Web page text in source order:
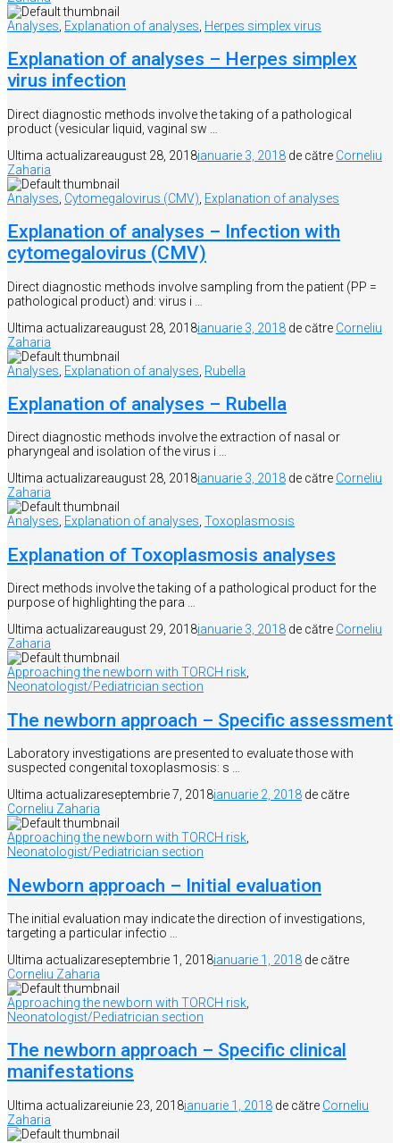
Analyses Explanation of analyses Herpes simplex virus
Explanation of analyses – Herpes simplex
virus infection
Direct diagnostic methods involve the taking of a pathological
product (vesicular liquid, vaginal sw …
Ultima actualizareaugust 28, 2018ianuarie 3, 2018 de către Corneliu
Zaharia
Analyses Cytomegalovirus (CMV) Explanation of analyses
Explanation of analyses – Infection with
cytomegalovirus (CMV)
Direct diagnostic methods involve sampling from the patient (PP =
pathological product) and: virus i …
Ultima actualizareaugust 28, 2018ianuarie 3, 2018 de către Corneliu
Zaharia
Analyses Explanation of analyses Rubella
Explanation of analyses – Rubella
Direct diagnostic methods involve the extraction of nasal or
pharyngeal and isolation of the virus i …
Ultima actualizareaugust 28, 2018ianuarie 3, 2018 de către Corneliu
Zaharia
Analyses, Explanation of analyses, Toxoplasmosis
Explanation of Toxoplasmosis analyses
Direct methods involve the taking of a pathological product for the
purpose of highlighting the para …
Ultima actualizareaugust 29, 2018ianuarie 3, 2018 de către Corneliu
Zaharia
Approaching the newborn with TORCH risk,
Neonatologist/Pediatrician section
The newborn approach – Specific assessment
Laboratory investigations are presented to evaluate those with
suspected congenital toxoplasmosis: s …
Ultima actualizareseptembrie 7, 2018ianuarie 2, 2018 de către
Corneliu Zaharia
Approaching the newborn with TORCH risk
Neonatologist/Pediatrician section
Newborn approach – Initial evaluation
The initial evaluation may indicate the direction of investigations,
targeting a particular infectio …
Ultima actualizareseptembrie 1, 2018ianuarie 1, 2018 de către
Corneliu Zaharia
Approaching the newborn with TORCH risk
Neonatologist/Pediatrician section
The newborn approach – Specific clinical
manifestations
Ultima actualizareiunie 23, 2018ianuarie 1, 2018 de către Corneliu
Zaharia